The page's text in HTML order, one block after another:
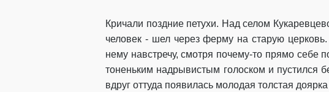
Кричали поздние петухи. Над селом
человек - шел через ферму на старую церковь.
нему навстречу, смотря почему-то прямо себе
тоненьким надрывистым голоском и пустился
вдруг оттуда появилась молодая толстая доярка